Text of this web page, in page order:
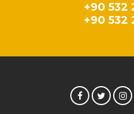
+90 532
+90 532